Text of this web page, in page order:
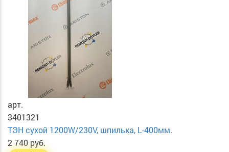
арт.
3401321
ТЭН сухой 1200W/230V, шпилька, L-400мм.
2 740 руб.